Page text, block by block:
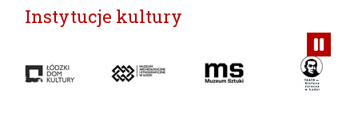
Instytucje kultury